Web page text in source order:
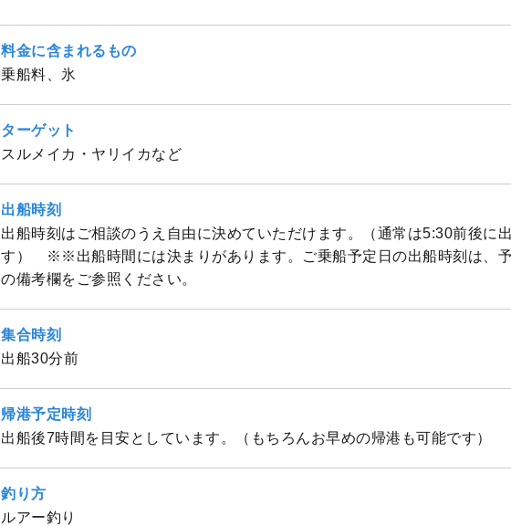
料金に含まれるもの
乗船料、氷
ターゲット
スルメイカ・ヤリイカなど
出船時刻
出船時刻はご相談のうえ自由に決めていただけます。（通常は5:30前後に
す） ※※出船時間には決まりがあります。ご乗船予定日の出船時刻は、
の備考欄をご参照ください。
集合時刻
出船30分前
帰港予定時刻
出船後7時間を目安としています。（もちろんお早めの帰港も可能です）
釣り方
ルアー釣り